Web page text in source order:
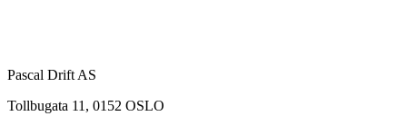
Pascal Drift AS
Tollbugata 11, 0152 OSLO